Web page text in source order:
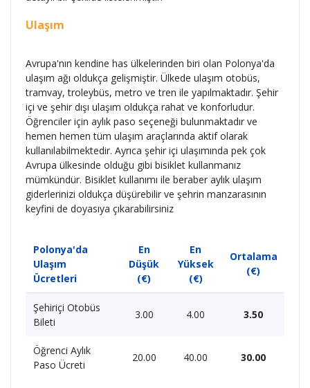
Ulaşım
Avrupa'nın kendine has ülkelerinden biri olan Polonya'da
ulaşım ağı oldukça gelişmiştir. Ülkede ulaşım otobüs,
tramvay, troleybüs, metro ve tren ile yapılmaktadır. Şehir
içi ve şehir dışı ulaşım oldukça rahat ve konforludur.
Öğrenciler için aylık paso seçeneği bulunmaktadır ve
hemen hemen tüm ulaşım araçlarında aktif olarak
kullanılabilmektedir. Ayrıca şehir içi ulaşımında pek çok
Avrupa ülkesinde olduğu gibi bisiklet kullanmanız
mümkündür. Bisiklet kullanımı ile beraber aylık ulaşım
giderlerinizi oldukça düşürebilir ve şehrin manzarasının
keyfini de doyasıya çıkarabilirsiniz
Polonya'da
Ulaşım
Ücretleri
En
Düşük
(€)
En
Yüksek
(€)
Ortalama
(€)
Şehiriçi Otobüs
Bileti
3.00 4.00 3.50
Öğrenci Aylık
Paso Ücreti
20.00 40.00 30.00